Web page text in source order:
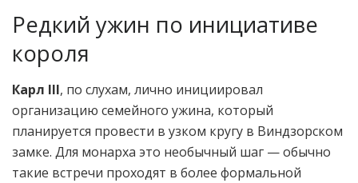
Редкий ужин по инициативе
короля
Карл III, по слухам, лично инициировал
организацию семейного ужина, который
планируется провести в узком кругу в Виндзорском
замке. Для монарха это необычный шаг — обычно
такие встречи проходят в более формальной